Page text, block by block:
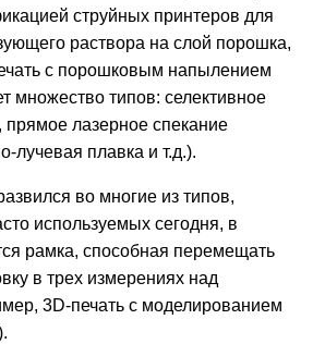
струйных принтеров для
раствора на слой порошка,
с порошковым напылением
множество типов: селективное
прямое лазерное спекание
лучевая плавка и т.д.).
во многие из типов,
используемых сегодня, в
рамка, способная перемещать
в трех измерениях над
3D-печать с моделированием